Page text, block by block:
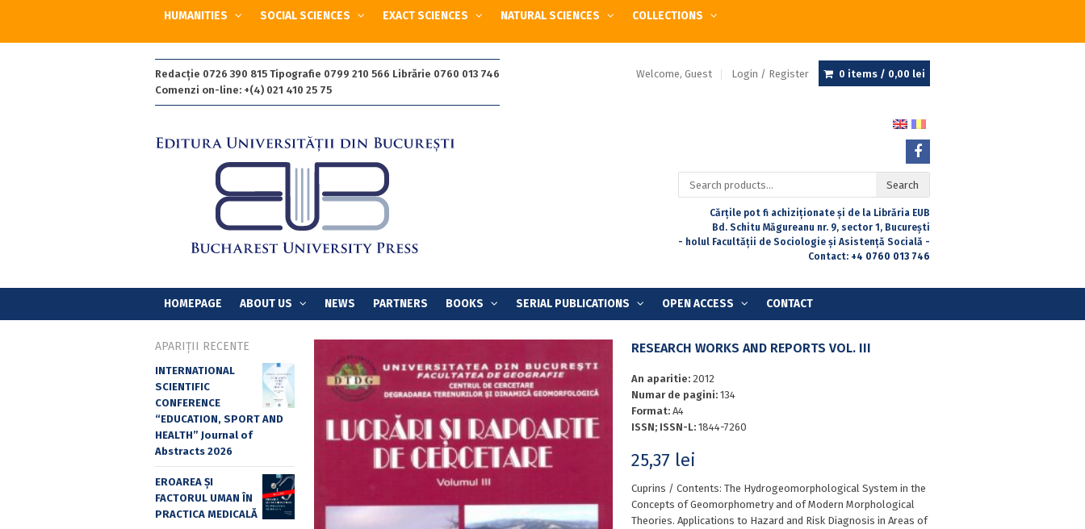
HUMANITIES SOCIAL SCIENCES EXACT SCIENCES NATURAL SCIENCES COLLECTIONS
Redacție 0726 390 815 Tipografie 0799 210 566 Librărie 0760 013 746
Comenzi on-line: +(4) 021 410 25 75
Welcome, Guest Login / Register 0 items / 0,00 lei
Search
for:
Search
Cărțile pot fi achiziționate și de la Librăria EUB
Bd. Schitu Măgureanu nr. 9, sector 1, București
- holul Facultății de Sociologie și Asistență Socială -
Contact: +4 0760 013 746
HOMEPAGE ABOUT US NEWS PARTNERS BOOKS SERIAL PUBLICATIONS OPEN ACCESS CONTACT
RESEARCH WORKS AND REPORTS VOL. III
An aparitie: 2012
Numar de pagini: 134
Format: A4
ISSN; ISSN-L: 1844-7260
25,37 lei
Cuprins / Contents: The Hydrogeomorphological System in the
Concepts of Geomorphometry and of Modern Morphological
Theories. Applications to Hazard and Risk Diagnosis in Areas of
APARIȚII RECENTE
INTERNATIONAL
SCIENTIFIC
CONFERENCE
“EDUCATION, SPORT AND
HEALTH” Journal of
Abstracts 2026
EROAREA ȘI
FACTORUL UMAN ÎN
PRACTICA MEDICALĂ